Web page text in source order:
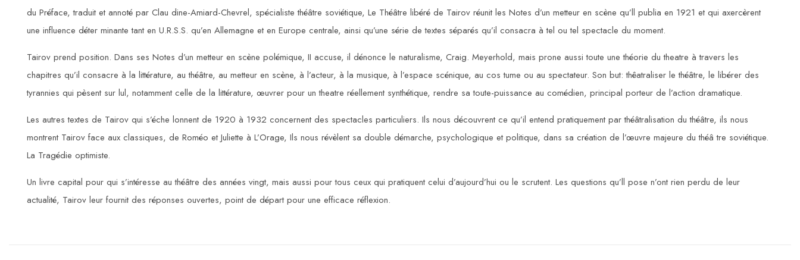
du Préface, traduit et annoté par Clau dine-Amiard-Chevrel, spécialiste théâtre soviétique, Le Théâtre libéré de Tairov réunit les Notes d’un metteur en scène qu’ll publia en 1921 et qui axercèrent
une influence déter minante tant en U.R.S.S. qu’en Allemagne et en Europe centrale, ainsi qu’une série de textes séparés qu’il consacra à tel ou tel spectacle du moment.
Tairov prend position. Dans ses Notes d’un metteur en scène polémique, II accuse, il dénonce le naturalisme, Craig. Meyerhold, mais prone aussi toute une théorie du theatre à travers les
chapitres qu’il consacre à la littérature, au théâtre, au metteur en scène, à l’acteur, à la musique, à l’espace scénique, au cos tume ou au spectateur. Son but: thêatraliser le théâtre, le libérer des
tyrannies qui pèsent sur lul, notamment celle de la littérature, œuvrer pour un theatre réellement synthétique, rendre sa toute-puissance au comédien, principal porteur de l’action dramatique.
Les autres textes de Tairov qui s’éche lonnent de 1920 à 1932 concernent des spectacles particuliers. Ils nous découvrent ce qu’il entend pratiquement par théâtralisation du théâtre, ils nous
montrent Tairov face aux classiques, de Roméo et Juliette à L’Orage, Ils nous révèlent sa double démarche, psychologique et politique, dans sa création de l’œuvre majeure du théâ tre soviétique.
La Tragédie optimiste.
Un livre capital pour qui s’intéresse au théâtre des années vingt, mais aussi pour tous ceux qui pratiquent celui d’aujourd’hui ou le scrutent. Les questions qu’ll pose n’ont rien perdu de leur
actualité, Tairov leur fournit des réponses ouvertes, point de départ pour une efficace réflexion.